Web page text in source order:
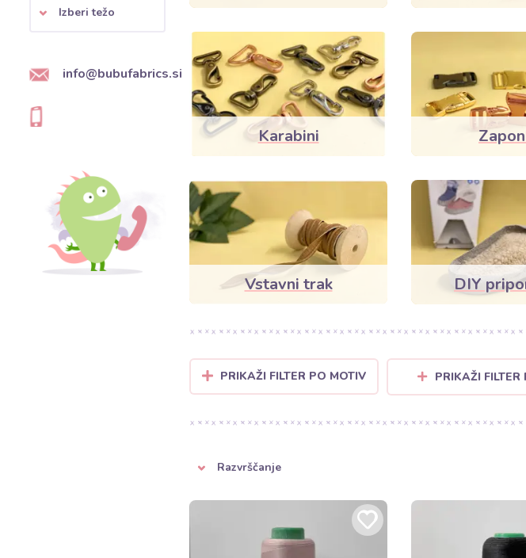
Izberi težo
info@bubufabrics.si
Karabini
Vstavni trak DIY
PRIKAŽI FILTER PO MOTIV PRIKAŽI
Razvrščanje